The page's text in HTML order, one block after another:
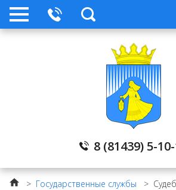
8 (81439) 5-
> Государственные службы >